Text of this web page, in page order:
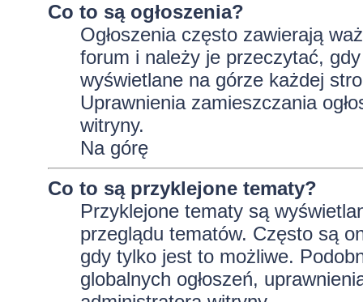
Co to są ogłoszenia?
Ogłoszenia często zawierają
forum i należy je przeczytać,
wyświetlane na górze każdej
Uprawnienia zamieszczania
witryny.
Na górę
Co to są przyklejone tematy?
Przyklejone tematy są
przeglądu tematów. Często są
gdy tylko jest to możliwe.
globalnych ogłoszeń,